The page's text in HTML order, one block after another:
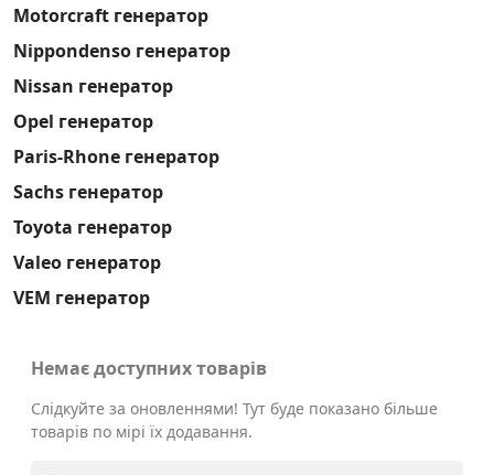
Motorcraft генератор
Nippondenso генератор
Nissan генератор
Opel генератор
Paris-Rhone генератор
Sachs генератор
Toyota генератор
Valeo генератор
VEM генератор
Немає доступних товарів
Слідкуйте за оновленнями! Тут буде показано більше
товарів по мірі їх додавання.